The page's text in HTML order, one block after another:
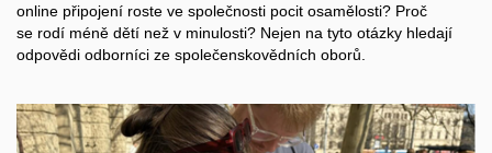
online připojení roste ve společnosti pocit osamělosti? Proč
se rodí méně dětí než v minulosti? Nejen na tyto otázky hledají
odpovědi odborníci ze společenskovědních oborů